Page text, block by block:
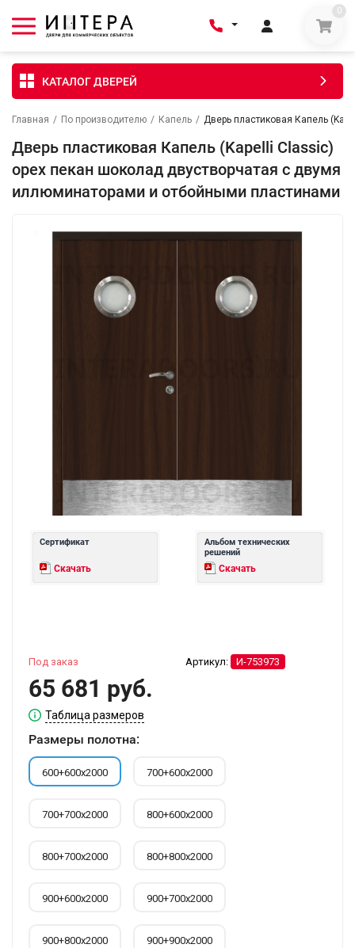
0
КАТАЛОГ ДВЕРЕЙ
Главная / По производителю / Капель / Дверь пластиковая Капель
Дверь пластиковая Капель (Kapelli Classic)
орех пекан шоколад двустворчатая с двумя
иллюминаторами и отбойными пластинами
Сертификат
Скачать
Альбом технических
решений
Скачать
Артикул: И-753973
Под заказ
65 681 руб.
Таблица размеров
Размеры полотна:
600+600х2000 700+600х2000
700+700х2000 800+600х2000
800+700х2000 800+800х2000
900+600х2000 900+700х2000
900+800х2000 900+900х2000